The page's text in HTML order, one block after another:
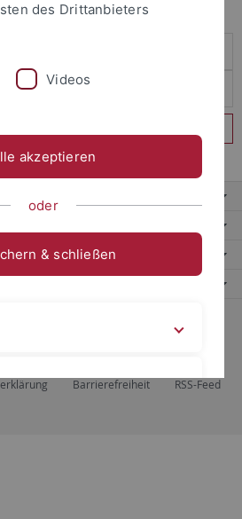
Tübingen, Tübingen
Barrierefreiheit RSS-Feed
des Drittanbieters
Videos
akzeptieren
oder
& schließen